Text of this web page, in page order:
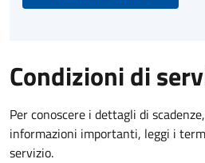
Condizioni di
Per conoscere i dettagli di
informazioni importanti, leggi i
servizio.